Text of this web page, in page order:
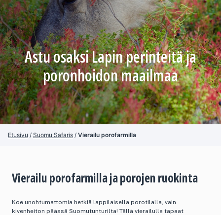
Astu osaksi Lapin perinteitä ja
poronhoidon maailmaa
Etusivu / Suomu Safaris / Vierailu porofarmilla
Vierailu porofarmilla ja porojen ruokinta
Koe unohtumattomia hetkiä lappilaisella porotilalla, vain
kivenheiton päässä Suomutunturilta! Tällä vierailulla tapaat